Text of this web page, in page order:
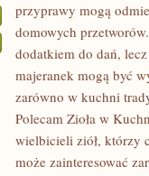
przyprawy mogą
domowych
dodatkiem do dań,
majeranek mogą być
zarówno w kuchni
Polecam Zioła w
wielbicieli ziół, którzy
może zainteresować